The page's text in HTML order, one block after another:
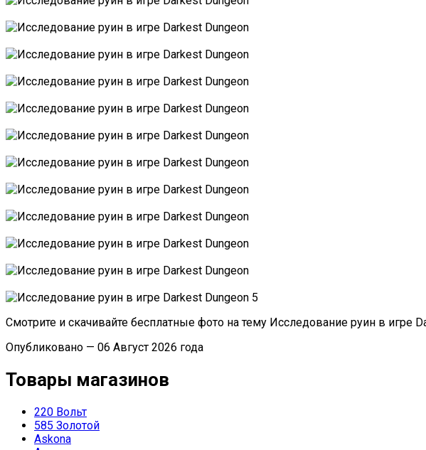
Смотрите и скачивайте бесплатные фото на тему Исследование руин в
Опубликовано — 06 Август 2026 года
Товары магазинов
220 Вольт
585 Золотой
Askona